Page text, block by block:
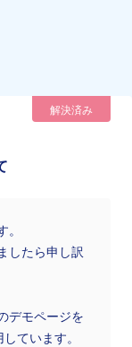
解決済み
したら申し訳
デモページを
ています。